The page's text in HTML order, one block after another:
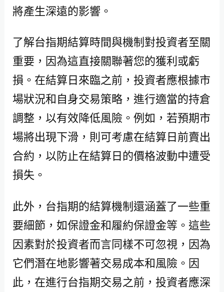
將產生深遠的影響。
了解台指期結算時間與機制對投資者至關
重要，因為這直接關聯著您的獲利或虧
損。在結算日來臨之前，投資者應根據市
場狀況和自身交易策略，進行適當的持倉
調整，以有效降低風險。例如，若預期市
場將出現下滑，則可考慮在結算日前賣出
合約，以防止在結算日的價格波動中遭受
損失。
此外，台指期的結算機制還涵蓋了一些重
要細節，如保證金和履約保證金等。這些
因素對於投資者而言同樣不可忽視，因為
它們潛在地影響著交易成本和風險。因
此，在進行台指期交易之前，投資者應深